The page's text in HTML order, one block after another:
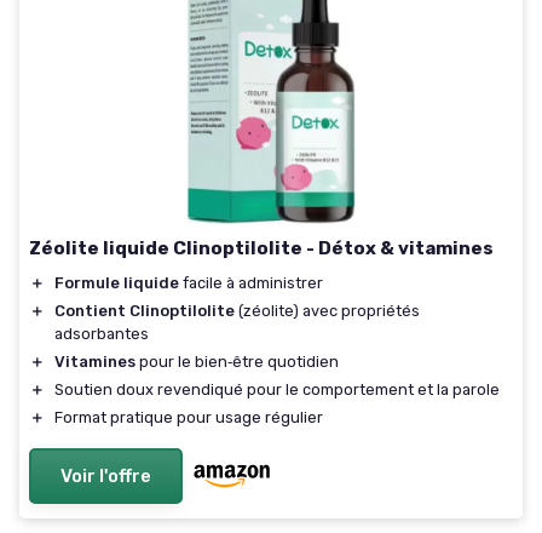
Zéolite liquide Clinoptilolite - Détox & vitamines
＋ Formule liquide facile à administrer
＋
Contient Clinoptilolite (zéolite) avec propriétés
adsorbantes
＋
Vitamines pour le bien‑être quotidien
＋
Soutien doux revendiqué pour le comportement et la parole
＋
Format pratique pour usage régulier
Voir l'offre